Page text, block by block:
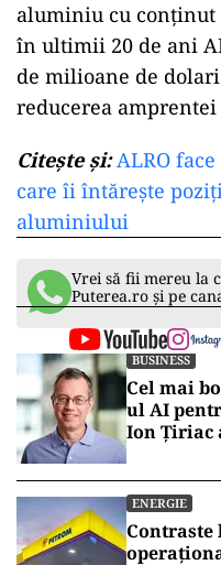
aluminiu cu conținut
în ultimii 20 de ani
de milioane de
reducerea
Citește și:ALRO
care îi întărește
aluminiului
Vrei să fii mereu la
Puterea.ro și pe
BUSINESS
Cel mai
ul AI
Ion Țiriac
ENERGIE
Contraste